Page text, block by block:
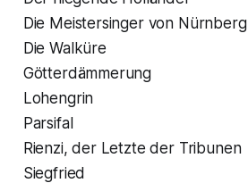
Die Meistersinger von Nürnberg
Die Walküre
Götterdämmerung
Lohengrin
Parsifal
Rienzi, der Letzte der Tribunen
Siegfried